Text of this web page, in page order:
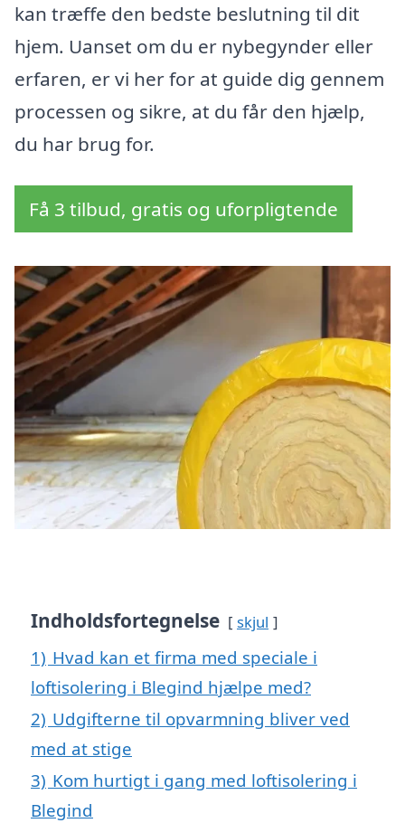
kan træffe den bedste beslutning til dit
hjem. Uanset om du er nybegynder eller
erfaren, er vi her for at guide dig gennem
processen og sikre, at du får den hjælp,
du har brug for.
Få 3 tilbud, gratis og uforpligtende
Indholdsfortegnelse skjul
1) Hvad kan et firma med speciale i
loftisolering i Blegind hjælpe med?
2) Udgifterne til opvarmning bliver ved
med at stige
3) Kom hurtigt i gang med loftisolering i
Blegind